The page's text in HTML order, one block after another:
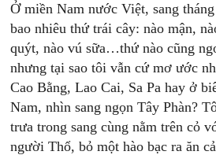
Ở miền Nam nước Việt, sang
bao nhiêu thứ trái cây: nào mận,
quýt, nào vú sữa…thứ nào cũng
nhưng tại sao tôi vẫn cứ mơ ước
Cao Bằng, Lao Cai, Sa Pa hay ở
Nam, nhìn sang ngọn Tây Phàn?
trưa trong sang cùng nằm trên cỏ
người Thổ, bỏ một hào bạc ra ăn